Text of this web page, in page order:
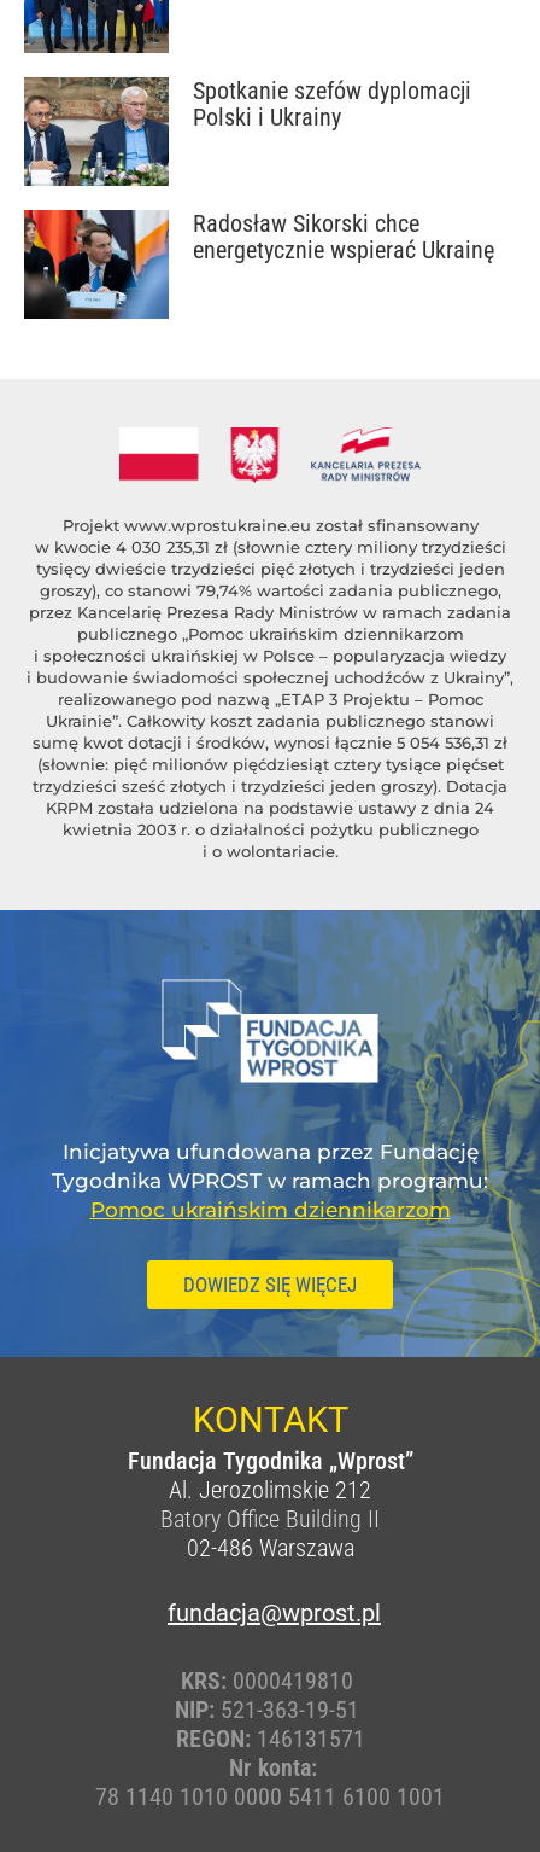
Spotkanie szefów dyplomacji
Polski i Ukrainy
Radosław Sikorski chce
energetycznie wspierać Ukrainę
Projekt www.wprostukraine.eu został sfinansowany
w kwocie 4 030 235,31 zł (słownie cztery miliony trzydzieści
tysięcy dwieście trzydzieści pięć złotych i trzydzieści jeden
groszy), co stanowi 79,74% wartości zadania publicznego,
przez Kancelarię Prezesa Rady Ministrów w ramach zadania
publicznego „Pomoc ukraińskim dziennikarzom
i społeczności ukraińskiej w Polsce – popularyzacja wiedzy
i budowanie świadomości społecznej uchodźców z Ukrainy”,
realizowanego pod nazwą „ETAP 3 Projektu – Pomoc
Ukrainie”. Całkowity koszt zadania publicznego stanowi
sumę kwot dotacji i środków, wynosi łącznie 5 054 536,31 zł
(słownie: pięć milionów pięćdziesiąt cztery tysiące pięćset
trzydzieści sześć złotych i trzydzieści jeden groszy). Dotacja
KRPM została udzielona na podstawie ustawy z dnia 24
kwietnia 2003 r. o działalności pożytku publicznego
i o wolontariacie.
Inicjatywa ufundowana przez Fundację
Tygodnika WPROST w ramach programu:
Pomoc ukraińskim dziennikarzom
DOWIEDZ SIĘ WIĘCEJ
KONTAKT
Fundacja Tygodnika „Wprost”
Al. Jerozolimskie 212
Batory Office Building II
02-486 Warszawa
fundacja@wprost.pl
KRS: 0000419810
NIP: 521-363-19-51
REGON: 146131571
Nr konta:
78 1140 1010 0000 5411 6100 1001